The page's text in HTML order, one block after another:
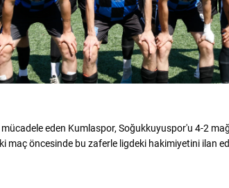
eden Kumlaspor, Soğukkuyuspor'u 4-2
maç öncesinde bu zaferle ligdeki hakimiyetini ilan